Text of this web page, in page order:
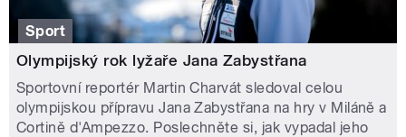
Sport
Olympijský rok lyžaře Jana Zabystřana
Sportovní reportér Martin Charvát sledoval celou
olympijskou přípravu Jana Zabystřana na hry v Miláně a
Cortině d'Ampezzo. Poslechněte si, jak vypadal jeho